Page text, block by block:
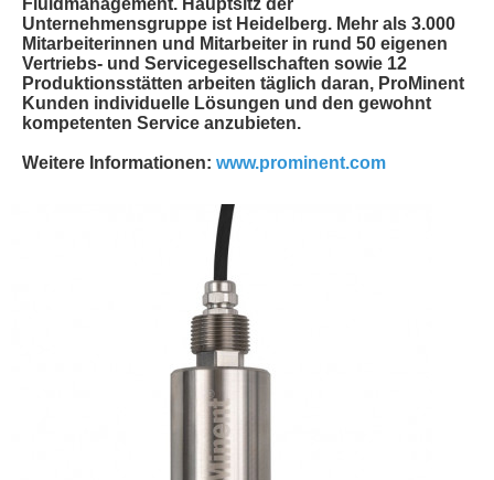
Fluidmanagement. Hauptsitz der
Unternehmensgruppe ist Heidelberg. Mehr als 3.000
Mitarbeiterinnen und Mitarbeiter in rund 50 eigenen
Vertriebs- und Servicegesellschaften sowie 12
Produktionsstätten arbeiten täglich daran, ProMinent
Kunden individuelle Lösungen und den gewohnt
kompetenten Service anzubieten.
Weitere Informationen: www.prominent.com